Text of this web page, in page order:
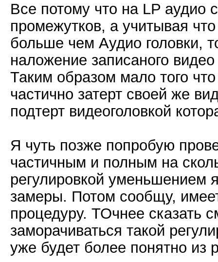
Все потому что на LP аудио
промежутков, а учитывая
больше чем Аудио головки,
наложение записаного
Таким образом мало того
частично затерт своей же
подтерт видеоголовкой
Я чуть позже попробую
частичным и полным на
регулировкой уменьшением
замеры. Потом сообщу,
процедуру. ТОчнее сказать
заморачиваться такой
уже будет более понятно из